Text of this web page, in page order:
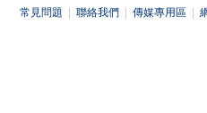
常見問題 聯絡我們 傳媒專用區